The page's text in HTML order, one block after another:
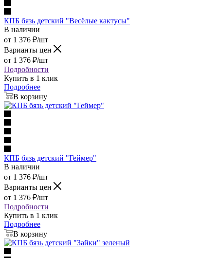
КПБ бязь детский "Весёлые кактусы"
В наличии
от 1 376 ₽/шт
Варианты цен
от 1 376 ₽/шт
Подробности
Купить в 1 клик
Подробнее
В корзину
КПБ бязь детский "Геймер"
В наличии
от 1 376 ₽/шт
Варианты цен
от 1 376 ₽/шт
Подробности
Купить в 1 клик
Подробнее
В корзину